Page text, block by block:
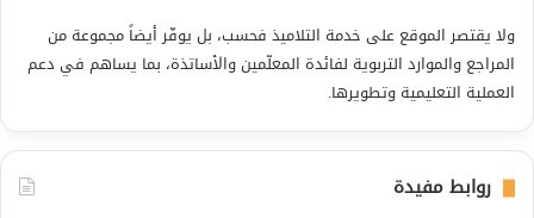
ولا يقتصر الموقع على خدمة التلاميذ فحسب، بل يوفّر أيضاً مجموعة من
المراجع والموارد التربوية لفائدة المعلّمين والأساتذة، بما يساهم في دعم
العملية التعليمية وتطويرها.
روابط مفيدة